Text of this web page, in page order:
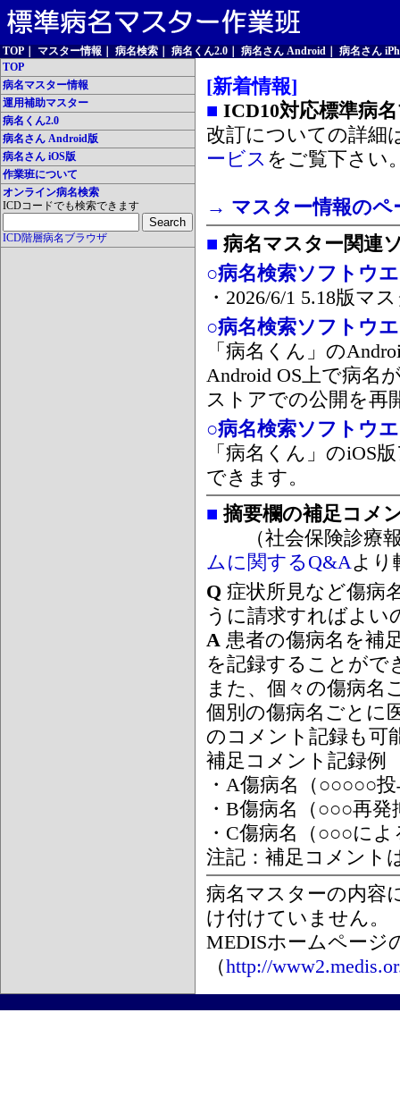
TOP マスター情報 病名検索 病名くん2.0 病名さん Android
病名さん
TOP
病名マスター情報
運用補助マスター
病名くん2.0
病名さん Android版
病名さん iOS版
作業班について
オンライン病名検索
ICDコードでも検索できます
ICD階層病名ブラウザ
[新着情報]
■ ICD10対応標準病
改訂についての詳細
ービス をご覧下さい
→ マスター情報のペ
■ 病名マスター関連
○病名検索ソフトウ
・2026/6/1 5.18版マ
○病名検索ソフトウ
「病名くん」の
Android OS上で病名
ストアでの公開を再
○病名検索ソフトウ
「病名くん」のiOS
できます。
■ 摘要欄の補足コメ
（社会保険診療報
ムに関するQ&Aより
Q 症状所見など傷病
うに請求すればよい
A 患者の傷病名を補
を記録することがで
また、個々の傷病名
個別の傷病名ごとに
のコメント記録も可
補足コメント記録例
・A傷病名（○○○○○
・B傷病名（○○○再
・C傷病名（○○○に
注記：補足コメント
病名マスターの内容
け付けていません。
MEDISホームページ
（http://